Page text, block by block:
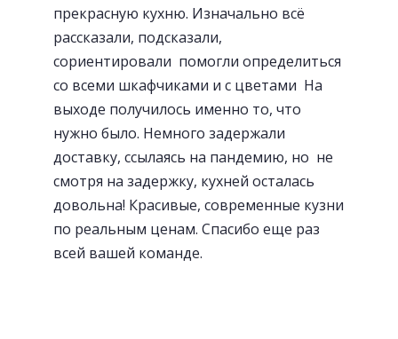
«Фартуки» с фотопечатью
прекрасную кухню. Изначально всё
рассказали, подсказали,
сориентировали помогли определиться
со всеми шкафчиками и с цветами На
выходе получилось именно то, что
нужно было. Немного задержали
доставку, ссылаясь на пандемию, но не
смотря на задержку, кухней осталась
довольна! Красивые, современные кузни
по реальным ценам. Спасибо еще раз
всей вашей команде.